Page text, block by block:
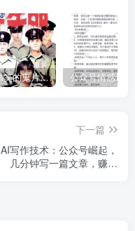
既恐怖又搞笑的鬼片（10部猛鬼恐怖片都是喜剧片）
下一篇
AI写作技术：公众号崛起，
几分钟写一篇文章，赚取